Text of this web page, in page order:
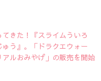
きた！『スライムういろ
う』。「ドラクエウォー
ルおみやげ」の販売を開始